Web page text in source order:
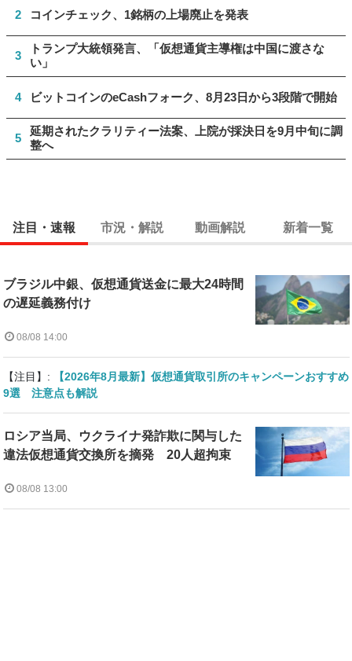
2 コインチェック、1銘柄の上場廃止を発表
3
トランプ大統領発言、「仮想通貨主導権は中国に渡さな
い」
4 ビットコインのeCashフォーク、8月23日から3段階で開始
5
延期されたクラリティー法案、上院が採決日を9月中旬に調
整へ
注目・速報 市況・解説 動画解説 新着一覧
ブラジル中銀、仮想通貨送金に最大24時間
の遅延義務付け
08/08 14:00
【注目】:
【2026年8月最新】仮想通貨取引所のキャンペーンおすすめ
9選 注意点も解説
ロシア当局、ウクライナ発詐欺に関与した
違法仮想通貨交換所を摘発 20人超拘束
08/08 13:00